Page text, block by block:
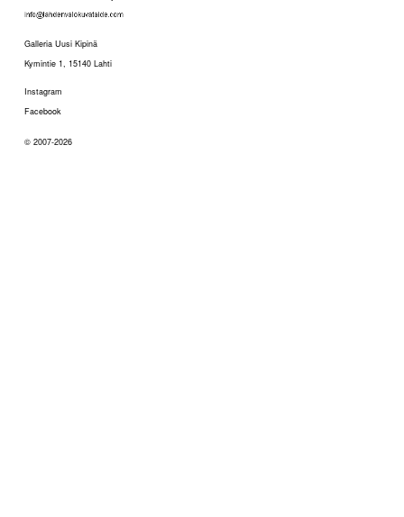
Galleria Uusi Kipinä
Kymintie 1, 15140 Lahti
Instagram
Facebook
© 2007-2026